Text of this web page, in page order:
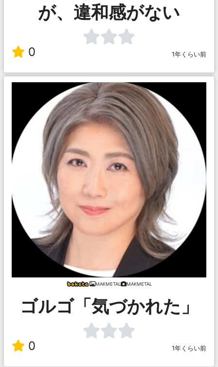
が、違和感がない
0 1年くらい前
MAKMETAL MAKMETAL
ゴルゴ「気づかれた」
0 1年くらい前